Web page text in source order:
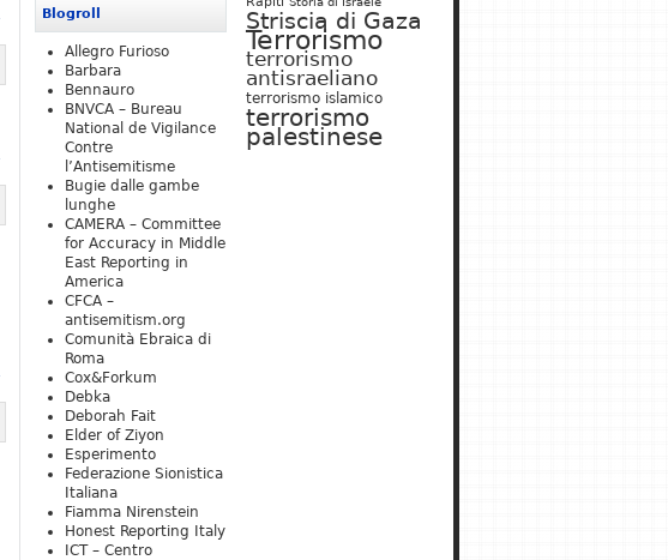
Striscia di Gaza
Terrorismo
terrorismo
antisraeliano
terrorismo islamico
terrorismo
palestinese
Blogroll
Allegro Furioso
Barbara
Bennauro
BNVCA – Bureau
National de Vigilance
Contre
l’Antisemitisme
Bugie dalle gambe
lunghe
CAMERA – Committee
for Accuracy in Middle
East Reporting in
America
CFCA –
antisemitism.org
Comunità Ebraica di
Roma
Cox&Forkum
Debka
Deborah Fait
Elder of Ziyon
Esperimento
Federazione Sionistica
Italiana
Fiamma Nirenstein
Honest Reporting Italy
ICT – Centro